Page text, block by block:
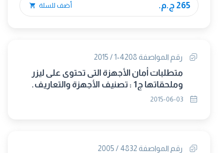
265 ج.م. أضف للسلة
رقم المواصفة 4208-1 / 2015
متطلبات أمان الأجهزة التى تحتوى على ليزر
وملحقاتها ج1 : تصنيف الأجهزة والتعاريف.
(IEC 60825-1/2014) (متبناه)
رقم المواصفة 4832 / 2005